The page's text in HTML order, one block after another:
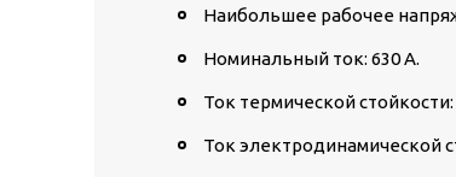
Наибольшее рабочее
Номинальный ток: 630 А.
Ток термической стойкости:
Ток электродинамической